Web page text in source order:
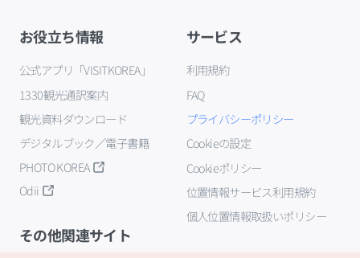
お役立ち情報
公式アプリ「VISITKOREA」
1330観光通訳案内
観光資料ダウンロード
デジタルブック／電子書籍
PHOTO KOREA
Odii
サービス
利用規約
FAQ
プライバシーポリシー
Cookieの設定
Cookieポリシー
位置情報サービス利用規約
個人位置情報取扱いポリシー
その他関連サイト